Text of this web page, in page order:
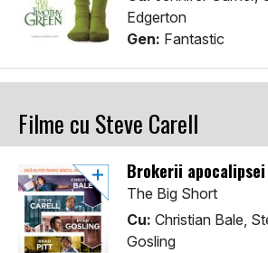
Edgerton
Gen: Fantastic
Filme cu Steve Carell
Brokerii apocalipsei
The Big Short
Cu: Christian Bale,
Gosling